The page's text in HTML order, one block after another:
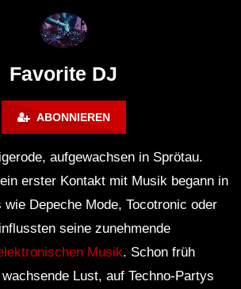
Moon –
Favorite DJ
ABONNIEREN
aufgewachsen in Sprötau.
erster Kontakt mit Musik begann in
wie Depeche Mode, Tocotronic oder
seine zunehmende
Musik. Schon früh
Lust, auf Techno-Partys